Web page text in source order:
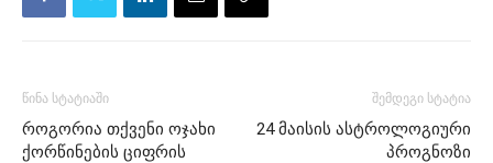
წინა სტატიაში
როგორია თქვენი ოჯახი
ქორწინების ციფრის
შემდეგი სტატია
24 მაისის ასტროლოგიური
პროგნოზი